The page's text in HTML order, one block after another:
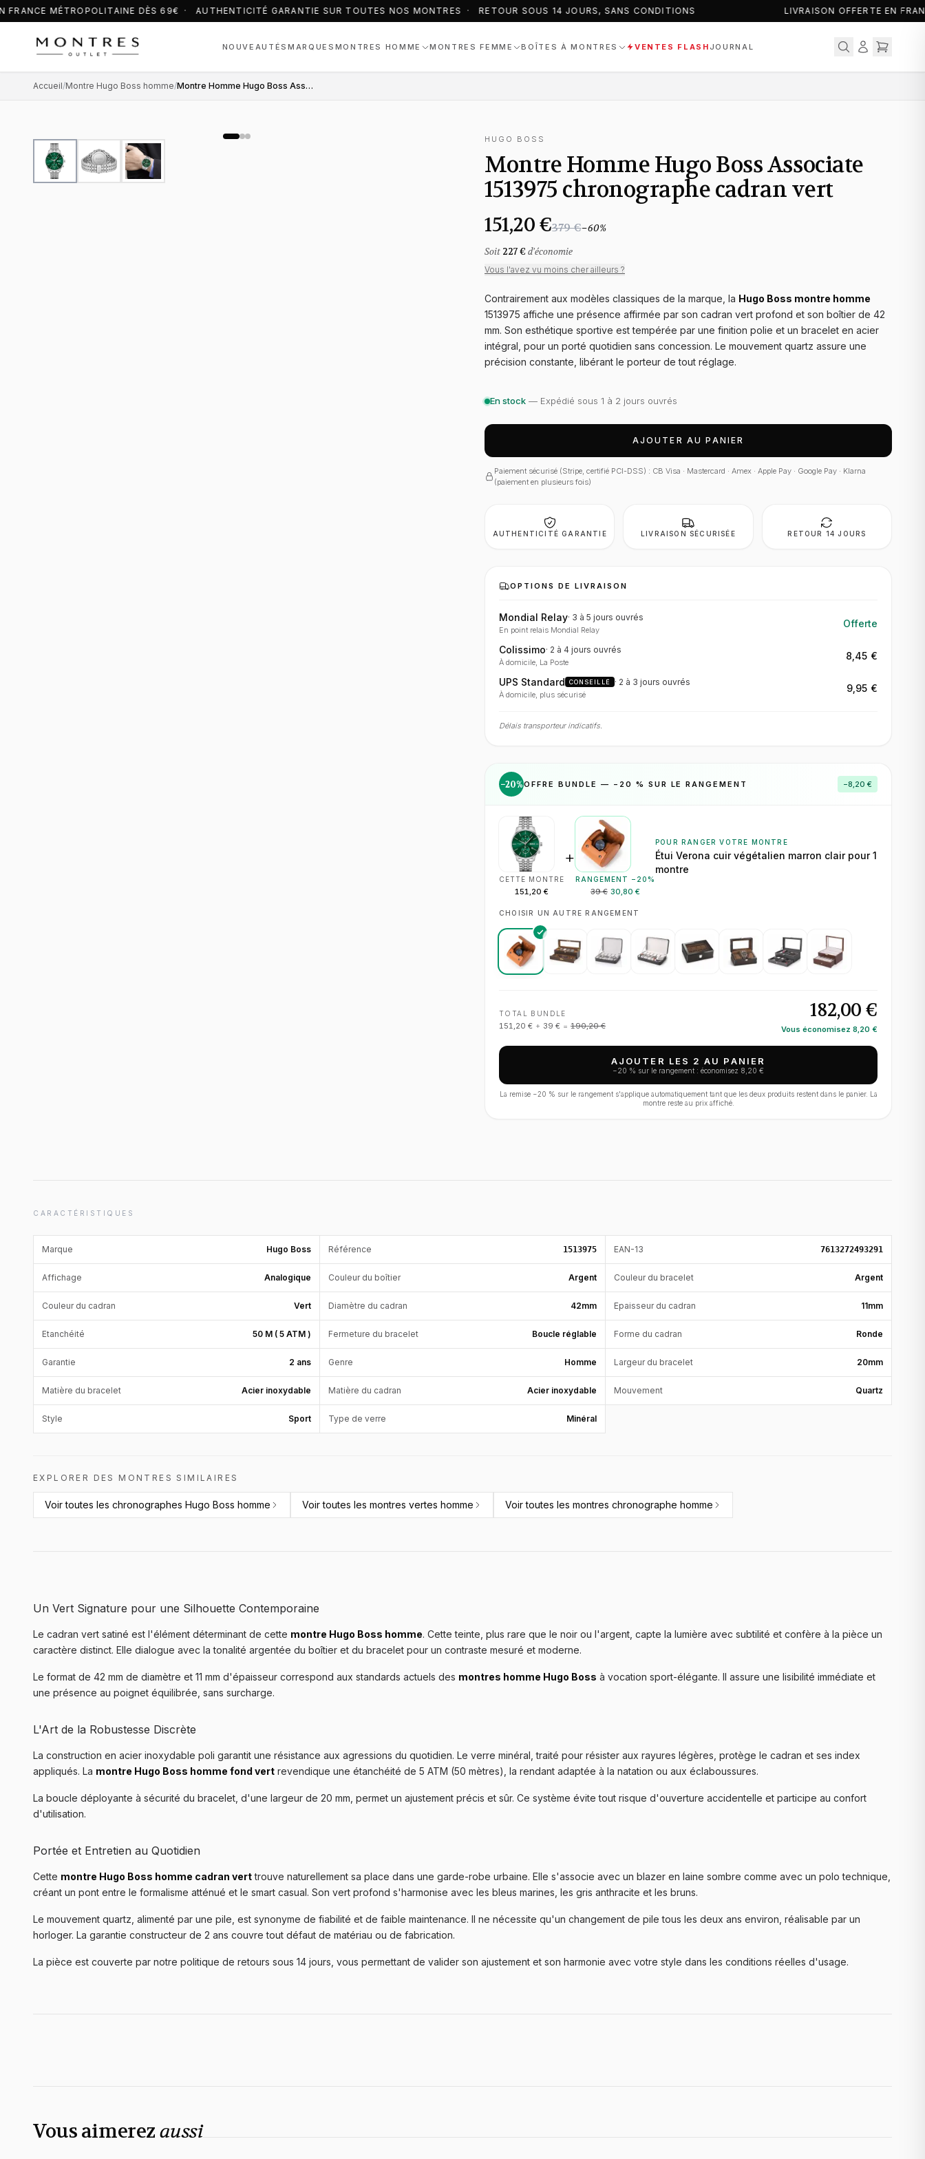
MÉTROPOLITAINE DÈS 69€ · AUTHENTICITÉ GARANTIE SUR TOUTES NOS MONTRES · RETOUR SOUS 14 JOURS, SANS CONDITIONS LIVRAISON OFFERTE EN
NOUVEAUTÉSMARQUES MONTRES HOMME MONTRES FEMME BOÎTES À MONTRES VENTES FLASH JOURNAL
Accueil/Montre Hugo Boss homme/ Montre Homme Hugo Boss Associate 1513975 chronographe cadran vert
HUGO BOSS
Montre Homme Hugo Boss Associate
1513975 chronographe cadran vert
151,20 €379 €−60%
Soit 227 € d'économie
Vous l'avez vu moins cher ailleurs ?
Contrairement aux modèles classiques de la marque, la Hugo Boss montre homme
1513975 affiche une présence affirmée par son cadran vert profond et son boîtier de 42
mm. Son esthétique sportive est tempérée par une finition polie et un bracelet en acier
intégral, pour un porté quotidien sans concession. Le mouvement quartz assure une
précision constante, libérant le porteur de tout réglage.
En stock — Expédié sous 1 à 2 jours ouvrés
AJOUTER AU PANIER
Paiement sécurisé (Stripe, certifié PCI-DSS) : CB Visa · Mastercard · Amex · Apple Pay · Google Pay · Klarna
(paiement en plusieurs fois)
AUTHENTICITÉ GARANTIE LIVRAISON SÉCURISÉE RETOUR 14 JOURS
OPTIONS DE LIVRAISON
Mondial Relay· 3 à 5 jours ouvrés
En point relais Mondial Relay
Offerte
Colissimo· 2 à 4 jours ouvrés
À domicile, La Poste
8,45 €
UPS Standard CONSEILLÉ · 2 à 3 jours ouvrés
À domicile, plus sécurisé
9,95 €
Délais transporteur indicatifs.
−20%OFFRE BUNDLE — − 20 % SUR LE RANGEMENT −8,20 €
CETTE MONTRE
151,20 €
+
RANGEMENT − 20 %
39 € 30,80 €
POUR RANGER VOTRE MONTRE
Étui Verona cuir végétalien marron clair pour 1
montre
CHOISIR UN AUTRE RANGEMENT
TOTAL BUNDLE
151,20 € + 39 € = 190,20 €
182,00 €
Vous économisez 8,20 €
AJOUTER LES 2 AU PANIER
−20 % sur le rangement : économisez 8,20 €
La remise −20 % sur le rangement s'applique automatiquement tant que les deux produits restent dans le panier. La
montre reste au prix affiché.
CARACTÉRISTIQUES
Marque Hugo Boss Référence 1513975 EAN-13 7613272493291
Affichage Analogique Couleur du boîtier Argent Couleur du bracelet Argent
Couleur du cadran Vert Diamètre du cadran 42mm Epaisseur du cadran 11mm
Etanchéité 50 M ( 5 ATM ) Fermeture du bracelet Boucle réglable Forme du cadran Ronde
Garantie 2 ans Genre Homme Largeur du bracelet 20mm
Matière du bracelet Acier inoxydable Matière du cadran Acier inoxydable Mouvement Quartz
Style Sport Type de verre Minéral
EXPLORER DES MONTRES SIMILAIRES
Voir toutes les chronographes Hugo Boss homme Voir toutes les montres vertes homme Voir toutes les montres chronographe homme
Un Vert Signature pour une Silhouette Contemporaine
Le cadran vert satiné est l'élément déterminant de cette montre Hugo Boss homme. Cette teinte, plus rare que le noir ou l'argent, capte la lumière avec subtilité et confère à la pièce un
caractère distinct. Elle dialogue avec la tonalité argentée du boîtier et du bracelet pour un contraste mesuré et moderne.
Le format de 42 mm de diamètre et 11 mm d'épaisseur correspond aux standards actuels des montres homme Hugo Boss à vocation sport-élégante. Il assure une lisibilité immédiate et
une présence au poignet équilibrée, sans surcharge.
L'Art de la Robustesse Discrète
La construction en acier inoxydable poli garantit une résistance aux agressions du quotidien. Le verre minéral, traité pour résister aux rayures légères, protège le cadran et ses index
appliqués. La montre Hugo Boss homme fond vert revendique une étanchéité de 5 ATM (50 mètres), la rendant adaptée à la natation ou aux éclaboussures.
La boucle déployante à sécurité du bracelet, d'une largeur de 20 mm, permet un ajustement précis et sûr. Ce système évite tout risque d'ouverture accidentelle et participe au confort
d'utilisation.
Portée et Entretien au Quotidien
Cette montre Hugo Boss homme cadran verttrouve naturellement sa place dans une garde-robe urbaine. Elle s'associe avec un blazer en laine sombre comme avec un polo technique,
créant un pont entre le formalisme atténué et le smart casual. Son vert profond s'harmonise avec les bleus marines, les gris anthracite et les bruns.
Le mouvement quartz, alimenté par une pile, est synonyme de fiabilité et de faible maintenance. Il ne nécessite qu'un changement de pile tous les deux ans environ, réalisable par un
horloger. La garantie constructeur de 2 ans couvre tout défaut de matériau ou de fabrication.
La pièce est couverte par notre politique de retours sous 14 jours, vous permettant de valider son ajustement et son harmonie avec votre style dans les conditions réelles d'usage.
Vous aimerezaussi